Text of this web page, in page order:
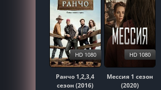
Ранчо 1,2,3,4
сезон (2016)
HD 1080
Мессия 1 сезон
(2020)
HD 1080